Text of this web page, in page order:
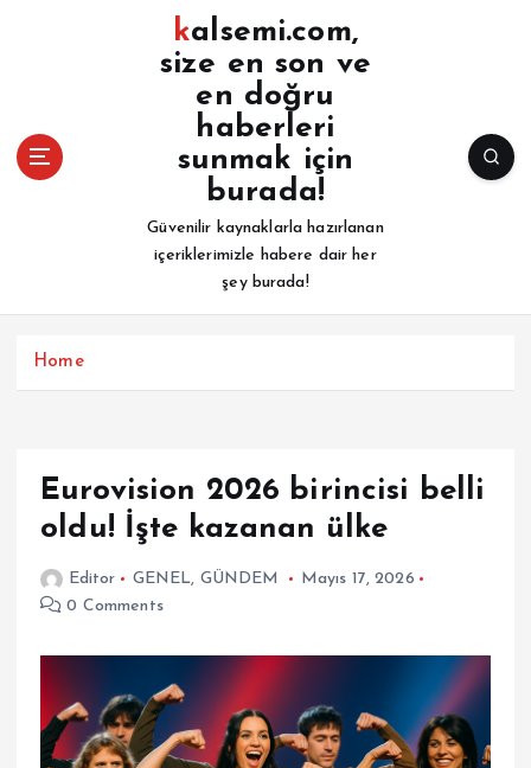
kalsemi.com,
size en son ve
en doğru
haberleri
sunmak için
burada!
Güvenilir kaynaklarla hazırlanan
içeriklerimizle habere dair her
şey burada!
Home
Eurovision 2026 birincisi belli
oldu! İşte kazanan ülke
Editor GENEL, GÜNDEM
Mayıs 17, 2026
0 Comments